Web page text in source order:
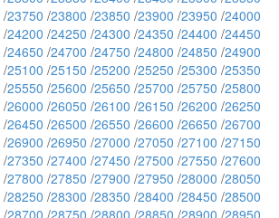
/23750 /23800 /23850 /23900 /23950 /24000
/24200 /24250 /24300 /24350 /24400 /24450
/24650 /24700 /24750 /24800 /24850 /24900
/25100 /25150 /25200 /25250 /25300 /25350
/25550 /25600 /25650 /25700 /25750 /25800
/26000 /26050 /26100 /26150 /26200 /26250
/26450 /26500 /26550 /26600 /26650 /26700
/26900 /26950 /27000 /27050 /27100 /27150
/27350 /27400 /27450 /27500 /27550 /27600
/27800 /27850 /27900 /27950 /28000 /28050
/28250 /28300 /28350 /28400 /28450 /28500
/28700 /28750 /28800 /28850 /28900 /28950